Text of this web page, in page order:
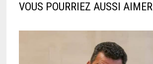
VOUS POURRIEZ AUSSI AIMER